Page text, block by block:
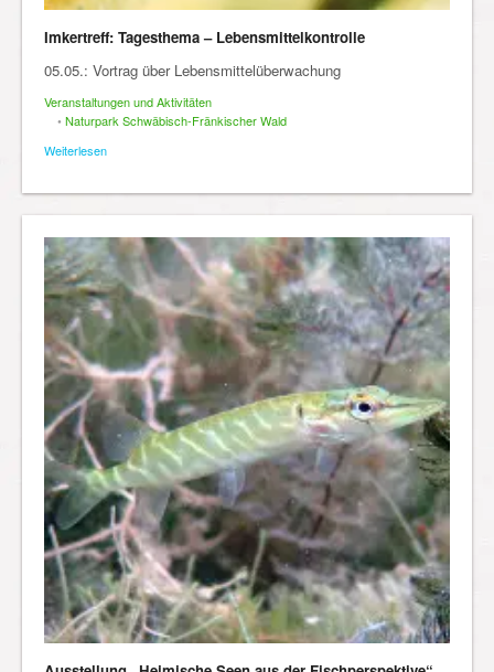
Imkertreff: Tagesthema – Lebensmittelkontrolle
05.05.: Vortrag über Lebensmittelüberwachung
Veranstaltungen und Aktivitäten
• Naturpark Schwäbisch-Fränkischer Wald
Weiterlesen